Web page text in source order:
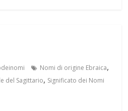
Nomi di origine Ebraica,
del Sagittario, Significato dei Nomi